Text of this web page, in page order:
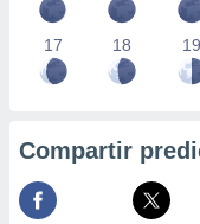
17 18 19
Compartir